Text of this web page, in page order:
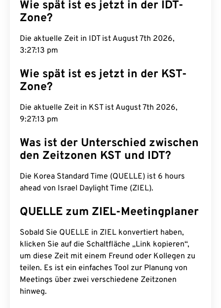
Wie spät ist es jetzt in der IDT-
Zone?
Die aktuelle Zeit in IDT ist August 7th 2026,
3:27:14 pm
Wie spät ist es jetzt in der KST-
Zone?
Die aktuelle Zeit in KST ist August 7th 2026,
9:27:14 pm
Was ist der Unterschied zwischen
den Zeitzonen KST und IDT?
Die Korea Standard Time (QUELLE) ist 6 hours
ahead von Israel Daylight Time (ZIEL).
QUELLE zum ZIEL-Meetingplaner
Sobald Sie QUELLE in ZIEL konvertiert haben,
klicken Sie auf die Schaltfläche „Link kopieren“,
um diese Zeit mit einem Freund oder Kollegen zu
teilen. Es ist ein einfaches Tool zur Planung von
Meetings über zwei verschiedene Zeitzonen
hinweg.